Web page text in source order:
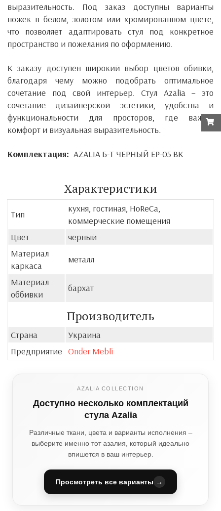
выразительность. Под заказ доступны варианты
ножек в белом, золотом или хромированном цвете,
что позволяет адаптировать стул под конкретное
пространство и пожелания по оформлению.
К заказу доступен широкий выбор цветов обивки,
благодаря чему можно подобрать оптимальное
сочетание под свой интерьер. Стул Azalia – это
сочетание дизайнерской эстетики, удобства и
функциональности для просторов, где важны
комфорт и визуальная выразительность.
Комплектация: AZALIA Б-Т ЧЕРНЫЙ EP-05 BK
Характеристики
Тип
кухня, гостиная, HoReCa,
коммерческие помещения
Цвет
черный
Материал
каркаса
металл
Материал
оббивки
бархат
Производитель
Страна
Украина
Предприятие Onder Mebli
AZALIA COLLECTION
Доступно несколько комплектаций
стула Azalia
Различные ткани, цвета и варианты исполнения –
выберите именно тот азалия, который идеально
впишется в ваш интерьер.
Просмотреть все варианты →